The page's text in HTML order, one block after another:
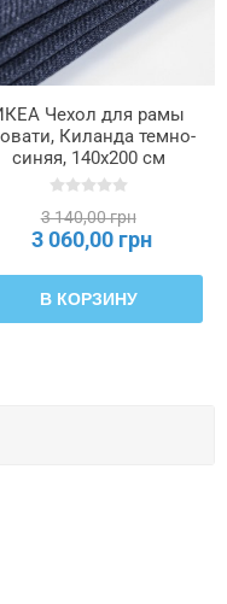
Чехол для рамы
Киланда темно-
синяя, 140x200 см
706.192.39
3 140,00 грн
3 060,00 грн
В КОРЗИНУ